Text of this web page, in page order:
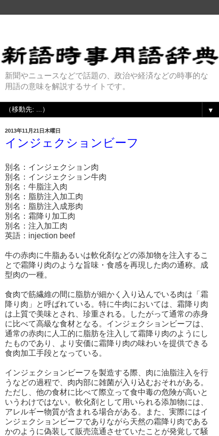
新聞やニュースなどで話題の、政治や経済などの時事的な
用語の意味を解説するサイトです。
▼
2013年11月21日木曜日
インジェクションビーフ
別名：インジェクション肉
別名：インジェクション牛肉
別名：牛脂注入肉
別名：脂肪注入加工肉
別名：脂肪注入成形肉
別名：霜降り加工肉
別名：注入加工肉
英語：injection beef
牛の赤肉に牛脂あるいは軟化剤などの添加物を注入するこ
とで霜降り肉のような旨味・食感を再現した肉の通称。成
型肉の一種。
食肉で筋繊維の間に脂肪が細かく入り込んでいる肉は「霜
降り肉」と呼ばれている。特に牛肉においては、霜降り肉
は上質で美味とされ、珍重される。したがって通常の赤身
に比べて高級な食材となる。インジェクションビーフは、
通常の赤肉に人工的に脂肪を注入して霜降り肉のようにし
たものであり、より安価に霜降り肉の味わいを提供できる
食肉加工手段となっている。
インジェクションビーフを製造する際、肉に油脂注入を行
うなどの過程で、肉内部に雑菌が入り込むおそれがある。
ただし、他の食材に比べて際立って食中毒の危険が高いと
いうわけではない。軟化剤として用いられる添加物には、
アレルギー物質が含まれる場合がある。また、実際にはイ
ンジェクションビーフでありながら天然の霜降り肉である
かのように偽装して販売流通させていたことが発覚して騒